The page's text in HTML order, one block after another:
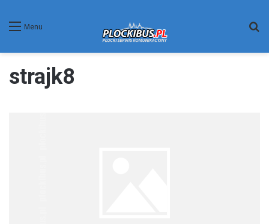
Menu
strajk8